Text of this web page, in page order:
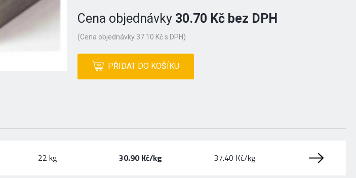
Cena objednávky 30.70 Kč bez DPH
(Cena objednávky 37.10 Kč s DPH)
PŘIDAT DO KOŠÍKU
22 kg 30.90 Kč/kg 37.40 Kč/kg